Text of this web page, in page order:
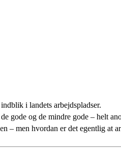
i landets arbejdspladser.
gode og de mindre gode – helt
men hvordan er det egentlig at